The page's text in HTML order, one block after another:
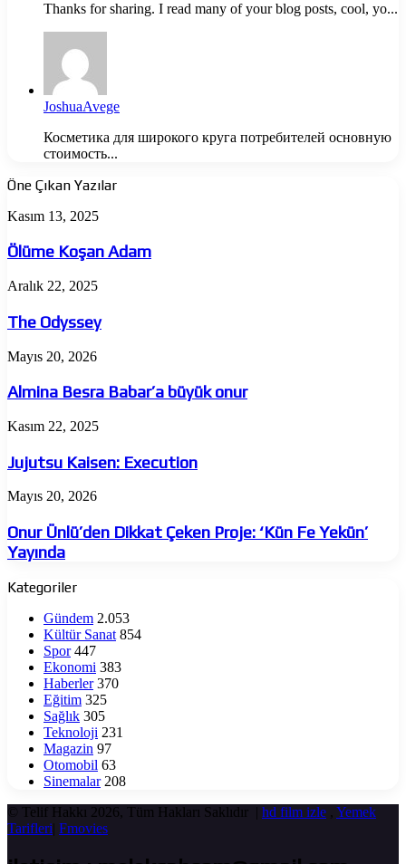
Thanks for sharing. I read many of your blog posts, cool, yo...
JoshuaAvege
Косметика для широкого круга потребителей основную
стоимость...
Öne Çıkan Yazılar
Ölüme
Adam
Kasım 13, 2025
Ölüme Koşan Adam
The
Aralık 22, 2025
The Odyssey
Almina
Babar’a
büyük
onur
Mayıs 20, 2026
Almina Besra Babar’a büyük onur
Jujutsu
Execution
Kasım 22, 2025
Jujutsu Kaisen: Execution
Onur
Dikkat
Çeken
Proje:
Fe
Yekün’
Yayında
Mayıs 20, 2026
Onur Ünlü’den Dikkat Çeken Proje: ‘Kün Fe Yekün’
Yayında
Kategoriler
Gündem 2.053
Kültür Sanat 854
Spor 447
Ekonomi 383
Haberler 370
Eğitim 325
Sağlık 305
Teknoloji 231
Magazin 97
Otomobil 63
Sinemalar 208
© Telif Hakkı 2026, Tüm Hakları Saklıdır | hd film izle , Yemek
Tarifleri| Fmovies